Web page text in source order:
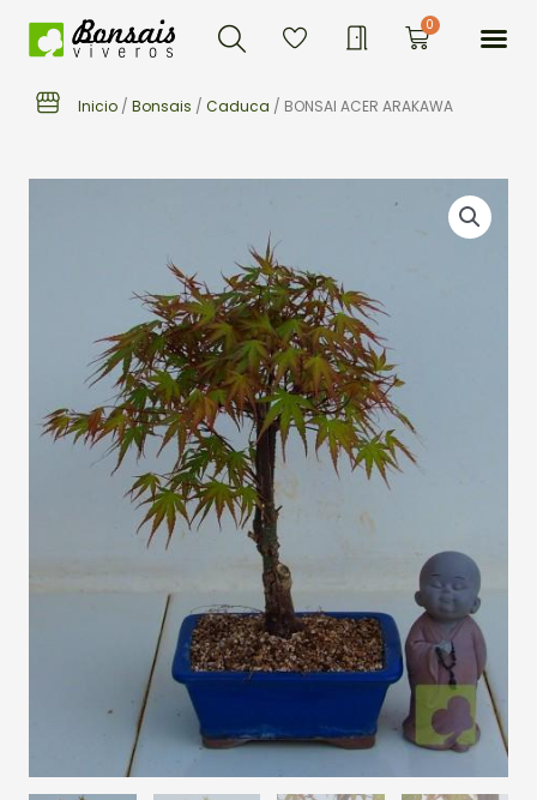
Buscar 0Carrito
Inicio / Bonsais / Caduca / BONSAI ACER ARAKAWA